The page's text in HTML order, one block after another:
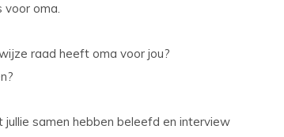
voor oma.
raad heeft oma voor jou?
samen hebben beleefd en interview